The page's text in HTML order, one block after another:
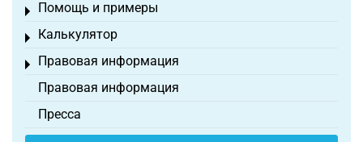
Помощь и примеры
Toggle menu
Калькулятор
Toggle menu
Правовая информация
Toggle menu
Правовая информация
Пресса